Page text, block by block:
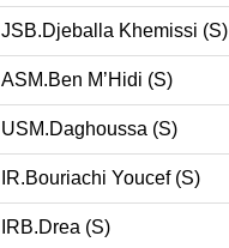
JSB.Djeballa Khemissi (S)
ASM.Ben M’Hidi (S)
USM.Daghoussa (S)
IR.Bouriachi Youcef (S)
IRB.Drea (S)